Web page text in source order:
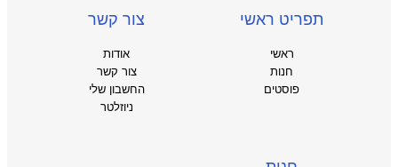
תפריט ראשי
ראשי
חנות
פוסטים
צור קשר
אודות
צור קשר
החשבון שלי
ניוזלטר